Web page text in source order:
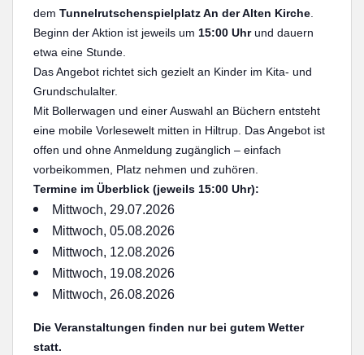
dem Tunnelrutschenspielplatz An der Alten Kirche
Beginn der Aktion ist jeweils um 15:00 Uhrund dauern
etwa eine Stunde.
Das Angebot richtet sich gezielt an Kinder im Kita- und
Grundschulalter.
Mit Bollerwagen und einer Auswahl an Büchern entsteht
eine mobile Vorlesewelt mitten in Hiltrup. Das Angebot ist
offen und ohne Anmeldung zugänglich – einfach
vorbeikommen, Platz nehmen und zuhören.
Termine im Überblick (jeweils 15:00 Uhr):
Mittwoch, 29.07.2026
Mittwoch, 05.08.2026
Mittwoch, 12.08.2026
Mittwoch, 19.08.2026
Mittwoch, 26.08.2026
Die Veranstaltungen finden nur bei gutem Wetter
statt.